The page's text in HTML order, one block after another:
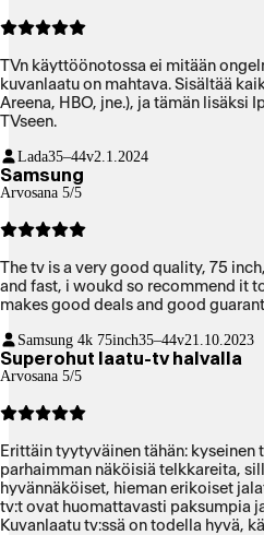
TVn käyttöönotossa ei mitään
kuvanlaatu on mahtava. Sisältää
Areena, HBO, jne.), ja tämän lisäksi
TVseen.
Lada35–44v2.1.2024
Samsung
Arvosana 5/5
The tv is a very good quality, 75
and fast, i woukd so recommend it
makes good deals and good
Samsung 4k 75inch35–44v21.10.2023
Superohut laatu-tv halvalla
Arvosana 5/5
Erittäin tyytyväinen tähän:
parhaimman näköisiä telkkareita,
hyvännäköiset, hieman erikoiset
tv:t ovat huomattavasti paksumpia
Kuvanlaatu tv:ssä on todella hyvä,